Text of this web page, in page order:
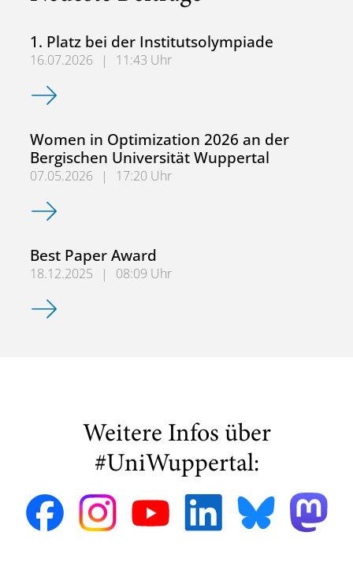
1. Platz bei der Institutsolympiade
16.07.2026 |
11:43 Uhr
1. Platz bei der Institutsolympiade
Women in Optimization 2026 an der
Bergischen Universität Wuppertal
07.05.2026 |
17:20 Uhr
Women in Optimization 2026 an der Bergischen
Best Paper Award
18.12.2025 |
08:09 Uhr
Best Paper Award
Weitere Infos über
#UniWuppertal: